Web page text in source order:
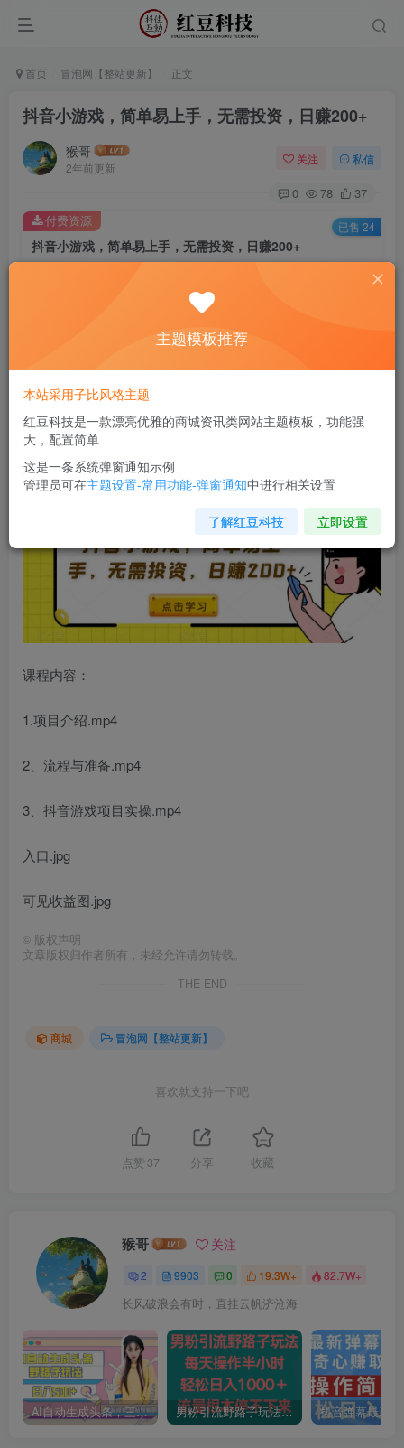
首页 冒泡网【整站更新】 正文
抖音小游戏，简单易上手，无需投资，日赚200+
猴哥
2年前更新
关注 私信
0 78 37
抖音小游戏，简单易上手，无需投资，日赚200+
此内容为付费资源，请付费后查看
9.9
免费
付费资源 已售 24
抖音小游戏，简单易上手，无需投资，日赚200+
课程内容：
1.项目介绍.mp4
2、流程与准备.mp4
3、抖音游戏项目实操.mp4
入口.jpg
可见收益图.jpg
© 版权声明
文章版权归作者所有，未经允许请勿转载。
THE END
商城 冒泡网【整站更新】
喜欢就支持一下吧
点赞 37 分享 收藏
猴哥 关注
2 9903 0 19.3W+ 82.7W+
长风破浪会有时，直挂云帆济沧海
AI自动生成头条，三天必起号，三分钟轻松发布内容，复制粘贴，保姆级教… 男粉引流野路子玩法，每天操作半小时轻松日入1000＋，流量根本停不下来
主题模板推荐
本站采用子比风格主题
红豆科技是一款漂亮优雅的商城资讯类网站主题模板，功能强
大，配置简单
这是一条系统弹窗通知示例
管理员可在主题设置-常用功能-弹窗通知中进行相关设置
了解红豆科技 立即设置